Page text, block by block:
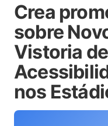
Crea
sobre
Vistoria
nos